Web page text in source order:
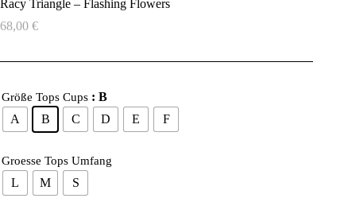
Racy Triangle – Flashing Flowers
68,00 €
Größe Tops Cups : B
A
B C D E F
Groesse Tops Umfang
L M S